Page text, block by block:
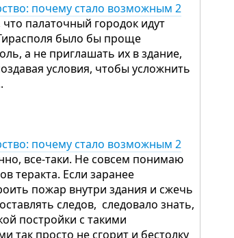
почему стало возможным 2
что палаточный городок идут
было бы проще
а не приглашать их в здание,
условия, чтобы усложнить
почему стало возможным 2
все-таки. Не совсем понимаю
теракта. Если заранее
пожар внутри здания и сжечь
следов, следовало знать,
постройки с такими
так просто не сгорит и бестолку